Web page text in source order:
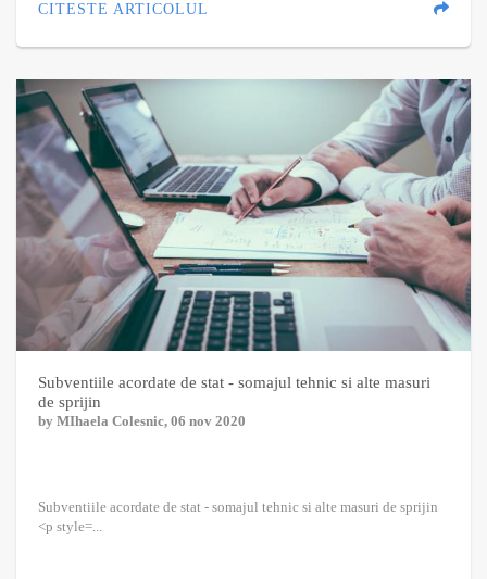
CITESTE ARTICOLUL
Subventiile acordate de stat - somajul tehnic si alte masuri
de sprijin
by MIhaela Colesnic, 06 nov 2020
Subventiile acordate de stat - somajul tehnic si alte masuri de sprijin
<p style=...